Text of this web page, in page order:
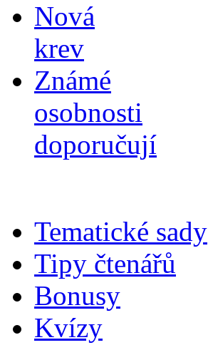
Nová
krev
Známé
osobnosti
doporučují
Tematické sady
Tipy čtenářů
Bonusy
Kvízy